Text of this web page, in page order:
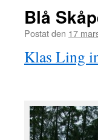
Blå
Postat den 17
Klas Ling